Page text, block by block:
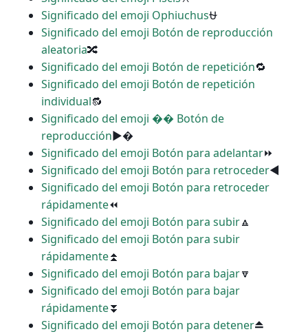
Significado del emoji Ophiuchus⛎
Significado del emoji Botón de reproducción
aleatoria🔀
Significado del emoji Botón de repetición🔁
Significado del emoji Botón de repetición
individual🔂
Significado del emoji �� Botón de
reproducción▶�
Significado del emoji Botón para adelantar⏩
Significado del emoji Botón para retroceder◀
Significado del emoji Botón para retroceder
rápidamente⏪
Significado del emoji Botón para subir🔼
Significado del emoji Botón para subir
rápidamente⏫
Significado del emoji Botón para bajar🔽
Significado del emoji Botón para bajar
rápidamente⏬
Significado del emoji Botón para detener⏏